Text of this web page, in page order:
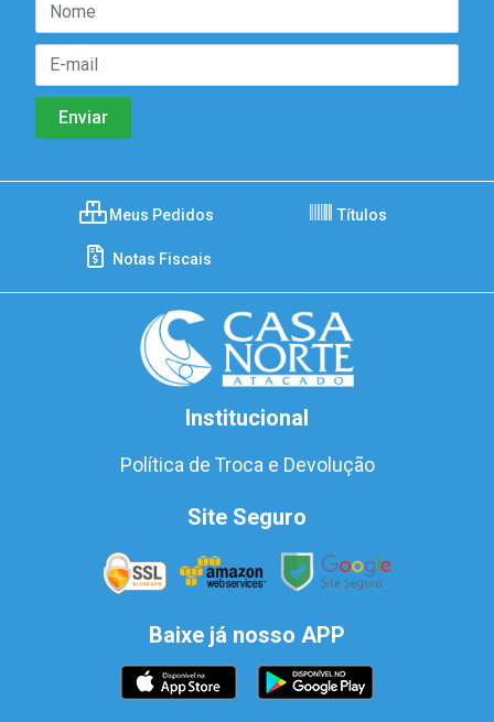
Meus Pedidos Títulos
Notas Fiscais
Institucional
Política de Troca e Devolução
Site Seguro
Baixe já nosso APP